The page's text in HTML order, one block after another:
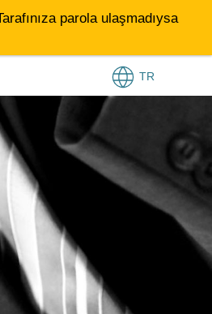
parola ulaşmadıysa
TR